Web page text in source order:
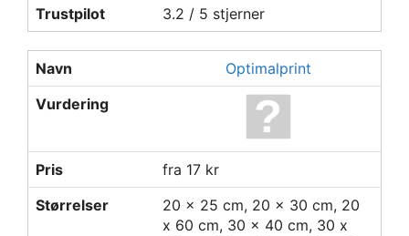
Trustpilot 3.2 / 5 stjerner
Navn
Optimalprint
Vurdering
Pris
fra 17 kr
Størrelser
20 x 25 cm, 20 x 30 cm, 20
x 60 cm, 30 x 40 cm, 30 x